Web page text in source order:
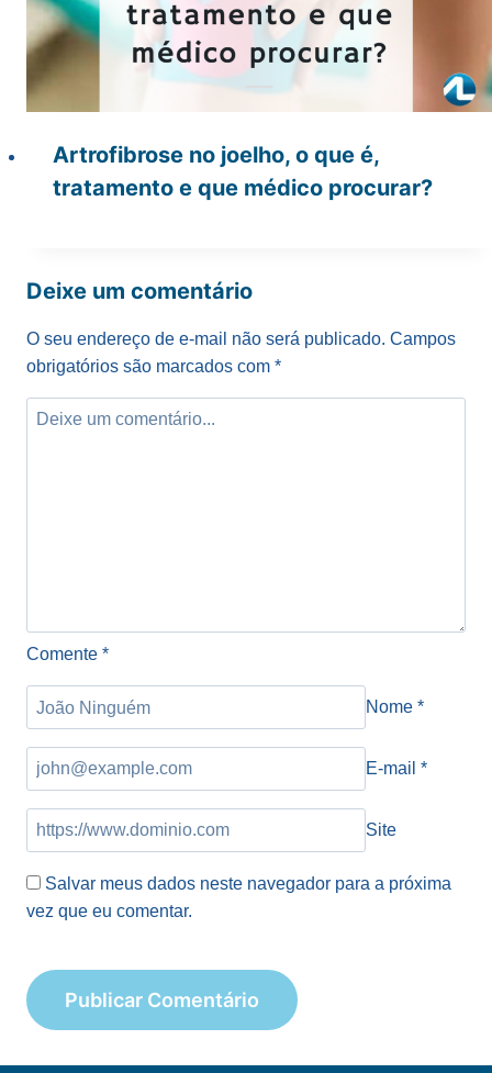
Artrofibrose no joelho, o que é,
tratamento e que médico procurar?
Deixe um comentário
O seu endereço de e-mail não será publicado. Campos
obrigatórios são marcados com *
Comente *
Nome *
E-mail *
Site
Salvar meus dados neste navegador para a próxima
vez que eu comentar.